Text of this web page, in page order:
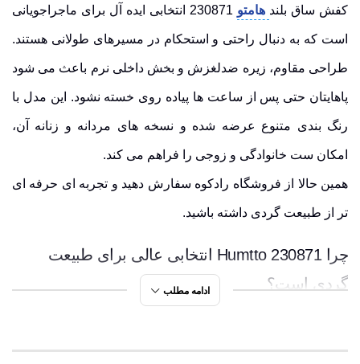
کفش ساق بلند هامتو 230871 انتخابی ایده آل برای ماجراجویانی
است که به دنبال راحتی و استحکام در مسیرهای طولانی هستند.
طراحی مقاوم، زیره ضدلغزش و بخش داخلی نرم باعث می شود
پاهایتان حتی پس از ساعت ها پیاده روی خسته نشود. این مدل با
رنگ بندی متنوع عرضه شده و نسخه های مردانه و زنانه آن،
امکان ست خانوادگی و زوجی را فراهم می کند.
همین حالا از فروشگاه رادکوه سفارش دهید و تجربه ای حرفه ای
تر از طبیعت گردی داشته باشید.
چرا Humtto 230871 انتخابی عالی برای طبیعت
گردی است؟
کوهستانی و جنگلی تبدیل کرده اند
ادامه مطلب